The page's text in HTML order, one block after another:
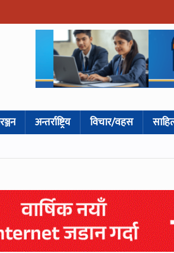
अन्तर्राष्ट्रिय विचार/वहस